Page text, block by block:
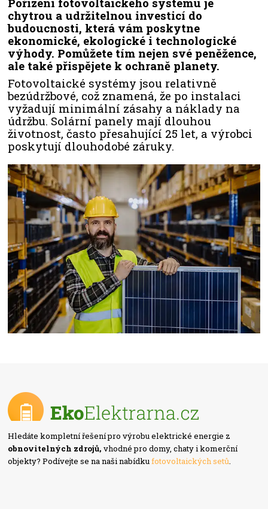
chytrou a udržitelnou investicí do
budoucnosti, která vám poskytne
ekonomické, ekologické i technologické
výhody. Pomůžete tím nejen své peněžence,
ale také přispějete k ochraně planety.
Fotovoltaické systémy jsou relativně
bezúdržbové, což znamená, že po instalaci
vyžadují minimální zásahy a náklady na
údržbu. Solární panely mají dlouhou
životnost, často přesahující 25 let, a výrobci
poskytují dlouhodobé záruky.
Hledáte kompletní řešení pro výrobu elektrické energie z
obnovitelných zdrojů, vhodné pro domy, chaty i komerční
objekty? Podívejte se na naši nabídkufotovoltaických setů.